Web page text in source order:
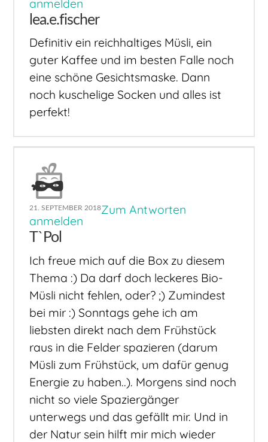
anmelden
lea.e.fischer
Definitiv ein reichhaltiges Müsli, ein
guter Kaffee und im besten Falle noch
eine schöne Gesichtsmaske. Dann
noch kuschelige Socken und alles ist
perfekt!
21. SEPTEMBER 2018Zum Antworten
anmelden
T`Pol
Ich freue mich auf die Box zu diesem
Thema :) Da darf doch leckeres Bio-
Müsli nicht fehlen, oder? ;) Zumindest
bei mir :) Sonntags gehe ich am
liebsten direkt nach dem Frühstück
raus in die Felder spazieren (darum
Müsli zum Frühstück, um dafür genug
Energie zu haben..). Morgens sind noch
nicht so viele Spaziergänger
unterwegs und das gefällt mir. Und in
der Natur sein hilft mir mich wieder